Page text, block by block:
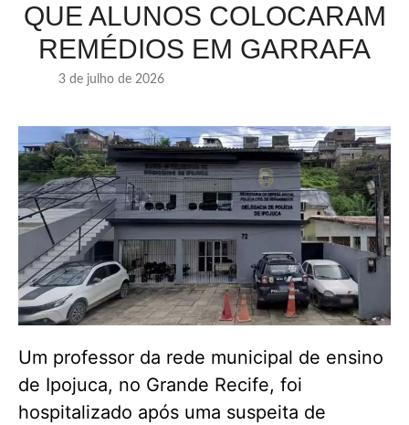
QUE ALUNOS COLOCARAM
REMÉDIOS EM GARRAFA
3 de julho de 2026
Um professor da rede municipal de ensino
de Ipojuca, no Grande Recife, foi
hospitalizado após uma suspeita de